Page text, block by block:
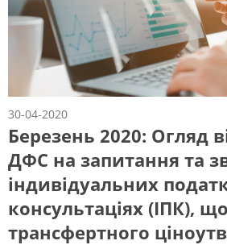
30-04-2020
Березень 2020: Огляд
ДФС на запитання та
індивідуальних
консультаціях (ІПК),
трансфертного